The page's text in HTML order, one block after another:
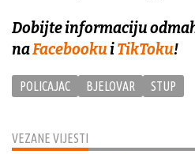
VEZANE VIJESTI
Dobijte informaciju
naFacebookuiTikToku!
POLICAJAC BJELOVAR STUP